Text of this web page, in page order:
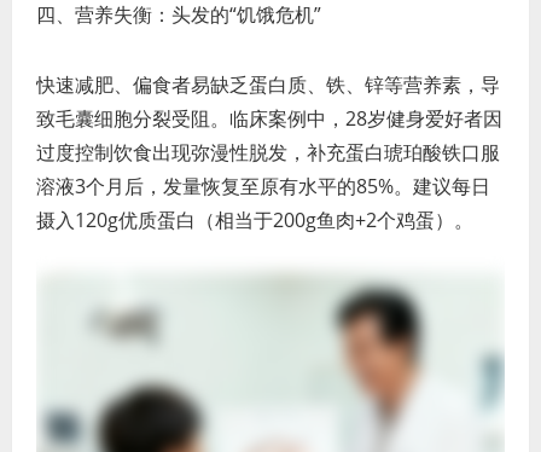
四、营养失衡：头发的“饥饿危机”
快速减肥、偏食者易缺乏蛋白质、铁、锌等营养素，导
致毛囊细胞分裂受阻。临床案例中，28岁健身爱好者因
过度控制饮食出现弥漫性脱发，补充蛋白琥珀酸铁口服
溶液3个月后，发量恢复至原有水平的85%。建议每日
摄入120g优质蛋白（相当于200g鱼肉+2个鸡蛋）。